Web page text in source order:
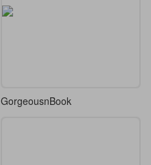
GorgeousnBook